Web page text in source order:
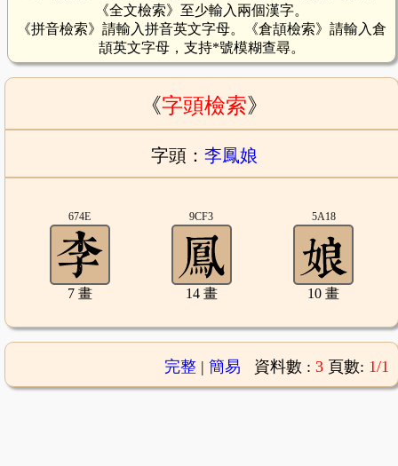
《全文檢索》至少輸入兩個漢字。
《拼音檢索》請輸入拼音英文字母。《倉頡檢索》請輸入倉
頡英文字母，支持*號模糊查尋。
《字頭檢索》
字頭： 李鳳娘
674E
7 畫
9CF3
14 畫
5A18
10 畫
完整| 簡易 資料數 : 3 頁數: 1/1